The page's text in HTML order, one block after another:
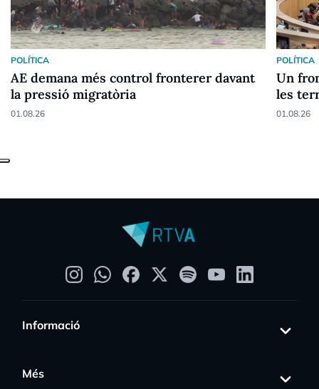
POLÍTICA
AE demana més control fronterer davant
la pressió migratòria
01.08.26
POLÍTICA
Un
les
01.08.26
Informació
Més